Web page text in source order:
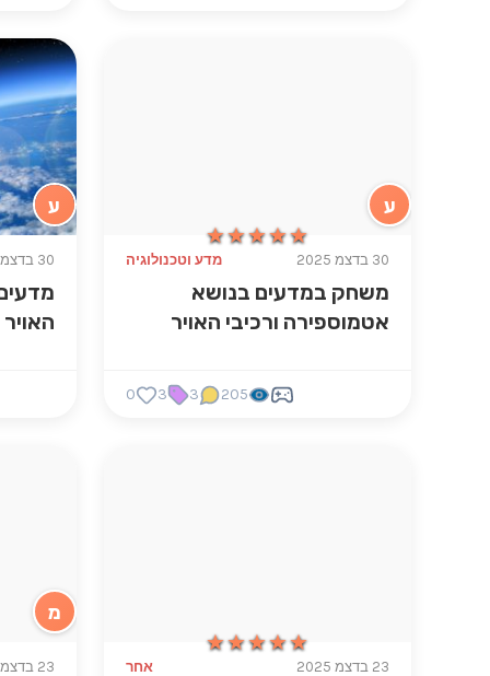
★★★★★
★★★★★
ע
30 בדצמ 2025 מדע וטכנולוגיה
משחק במדעים בנושא
אטמוספירה ורכיבי האויר
205
3
3
0
ע
30 בדצמ 2025
האויר
★★★★★
★★★★★
23 בדצמ 2025 אחר
מ
23 בדצמ 2025